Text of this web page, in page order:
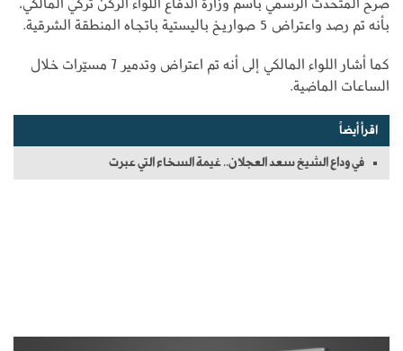
بأنه تم رصد واعتراض 5 صواريخ باليستية باتجاه المنطقة الشرقية.
كما أشار اللواء المالكي إلى أنه تم اعتراض وتدمير 7 مسيّرات خلال
الساعات الماضية.
اقرأ أيضاً
في وداع الشيخ سعد العجلان.. غيمة السخاء التي عبرت